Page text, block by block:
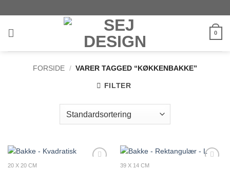
til
indhold
0
FORSIDE / VARER TAGGED “KØKKENBAKKE”
FILTER
20 X 20 CM 39 X 14 CM